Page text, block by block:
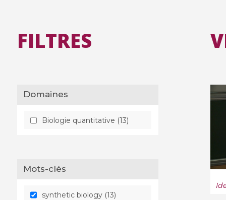
FILTRES
Domaines
Biologie quantitative (13)
Mots-clés
synthetic biology (13)